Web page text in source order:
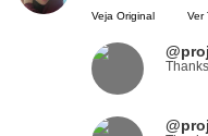
Veja Original Ver